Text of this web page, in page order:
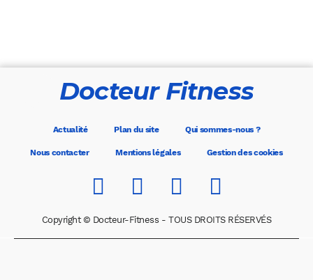
Docteur Fitness
Actualité Plan du site Qui sommes-nous ?
Nous contacter Mentions légales Gestion des cookies
Copyright © Docteur-Fitness - TOUS DROITS RÉSERVÉS